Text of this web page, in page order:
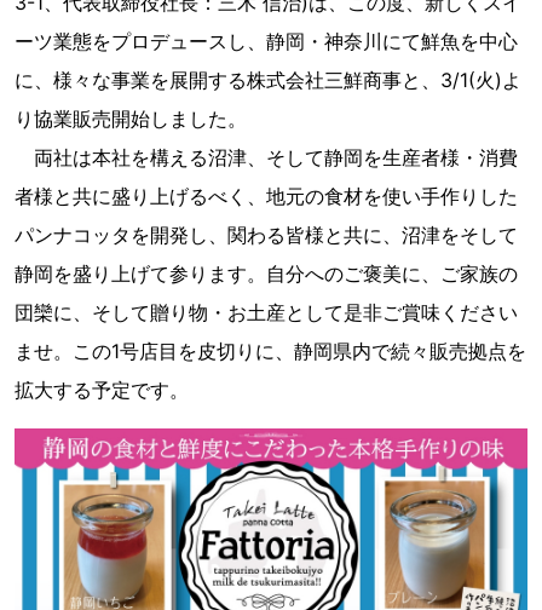
ーツ業態をプロデュースし、静岡・神奈川にて鮮魚を中心
に、様々な事業を展開する株式会社三鮮商事と、3/1(火)よ
り協業販売開始しました。
両社は本社を構える沼津、そして静岡を生産者様・消費
者様と共に盛り上げるべく、地元の食材を使い手作りした
パンナコッタを開発し、関わる皆様と共に、沼津をそして
静岡を盛り上げて参ります。自分へのご褒美に、ご家族の
団欒に、そして贈り物・お土産として是非ご賞味ください
ませ。この1号店目を皮切りに、静岡県内で続々販売拠点を
拡大する予定です。